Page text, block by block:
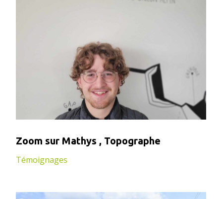
Zoom sur Mathys , Topographe
Témoignages